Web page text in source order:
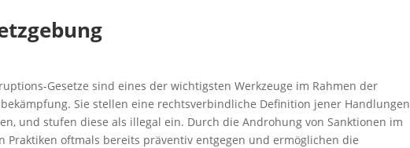
Gesetze sind eines der wichtigsten Werkzeuge im Rahmen der
Sie stellen eine rechtsverbindliche Definition jener Handlungen
und stufen diese als illegal ein. Durch die Androhung von Sanktionen im
Praktiken oftmals bereits präventiv entgegen und ermöglichen die